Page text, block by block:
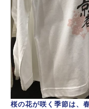
桜の花が咲く季節は、